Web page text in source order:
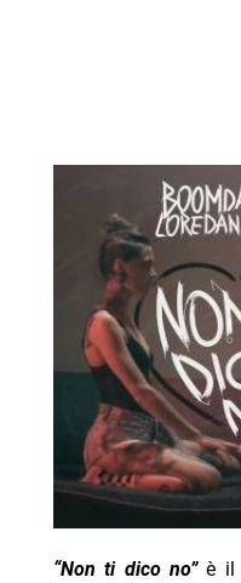
“Non ti dico no”è il